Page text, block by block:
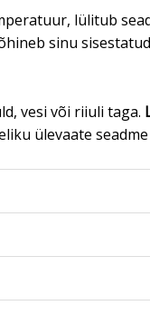
lülitub
sinu sisestatud
vesi või riiuli taga.
ülevaate